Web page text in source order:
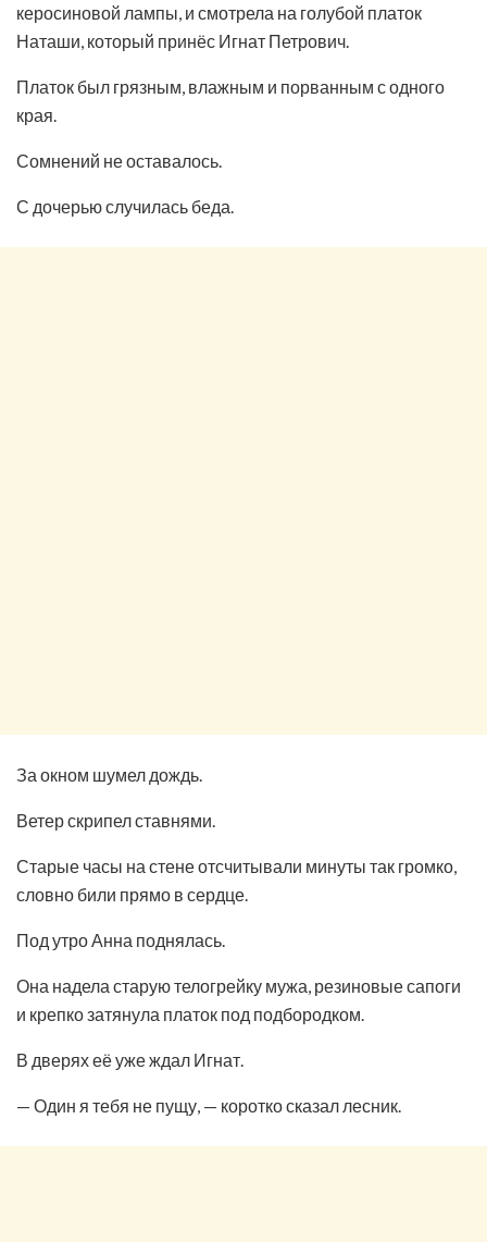
керосиновой лампы, и смотрела на голубой платок
Наташи, который принёс Игнат Петрович.
Платок был грязным, влажным и порванным с одного
края.
Сомнений не оставалось.
С дочерью случилась беда.
За окном шумел дождь.
Ветер скрипел ставнями.
Старые часы на стене отсчитывали минуты так громко,
словно били прямо в сердце.
Под утро Анна поднялась.
Она надела старую телогрейку мужа, резиновые сапоги
и крепко затянула платок под подбородком.
В дверях её уже ждал Игнат.
— Один я тебя не пущу, — коротко сказал лесник.